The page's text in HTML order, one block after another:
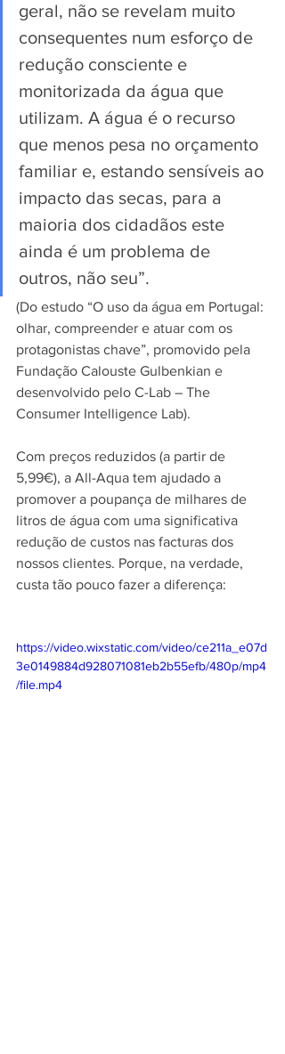
geral, não se revelam muito
consequentes num esforço de
redução consciente e
monitorizada da água que
utilizam. A água é o recurso
que menos pesa no orçamento
familiar e, estando sensíveis ao
impacto das secas, para a
maioria dos cidadãos este
ainda é um problema de
outros, não seu”.
(Do estudo “O uso da água em Portugal:
olhar, compreender e atuar com os
protagonistas chave”, promovido pela
Fundação Calouste Gulbenkian e
desenvolvido pelo C-Lab – The
Consumer Intelligence Lab).
Com preços reduzidos (a partir de
5,99€), a All-Aqua tem ajudado a
promover a poupança de milhares de
litros de água com uma significativa
redução de custos nas facturas dos
nossos clientes. Porque, na verdade,
custa tão pouco fazer a diferença:
https://video.wixstatic.com/video/ce211a_e07d
3e0149884d928071081eb2b55efb/480p/mp4
/file.mp4